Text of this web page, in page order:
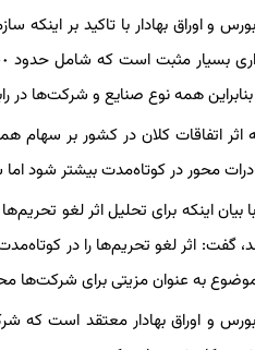
و اوراق بهادار با تاکید بر اینکه
همه نوع صنایع و شرکت‌ها در
اثر اتفاقات کلان در کشور بر سهام
محور در کوتاه‌مدت بیشتر شود اما
اینکه برای تحلیل اثر لغو
گفت: اثر لغو تحریم‌ها را در
به عنوان مزیتی برای
و اوراق بهادار معتقد است که